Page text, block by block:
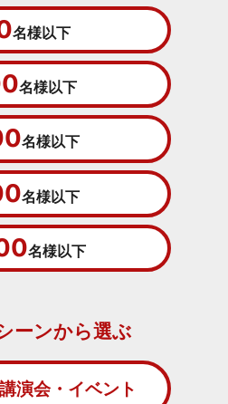
名様以下
名様以下
名様以下
名様以下
名様以下
ーンから選ぶ
演会・イベント